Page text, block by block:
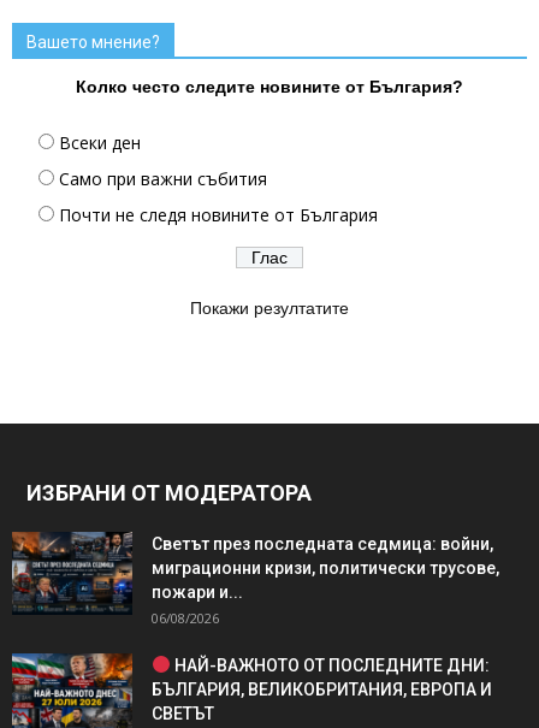
Вашето мнение?
Колко често следите новините от България?
Всеки ден
Само при важни събития
Почти не следя новините от България
Покажи резултатите
ИЗБРАНИ ОТ МОДЕРАТОРА
Светът през последната седмица: войни,
миграционни кризи, политически трусове,
пожари и...
06/08/2026
НАЙ-ВАЖНОТО ОТ ПОСЛЕДНИТЕ ДНИ:
БЪЛГАРИЯ, ВЕЛИКОБРИТАНИЯ, ЕВРОПА И
СВЕТЪТ